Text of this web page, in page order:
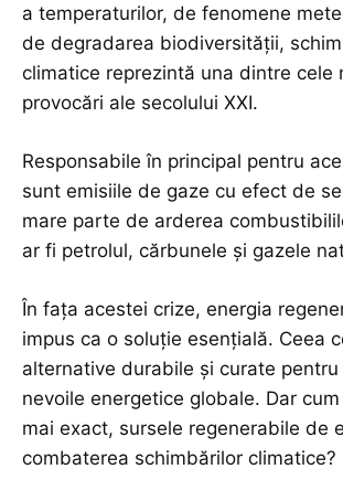
a temperaturilor, de fenomene
de degradarea biodiversității,
climatice reprezintă una dintre cele
provocări ale secolului XXI.
Responsabile în principal pentru
sunt emisiile de gaze cu efect de
mare parte de arderea
ar fi petrolul, cărbunele și gazele
În fața acestei crize, energia
impus ca o soluție esențială. Ceea
alternative durabile și curate
nevoile energetice globale. Dar
mai exact, sursele regenerabile de
combaterea schimbărilor climatice?